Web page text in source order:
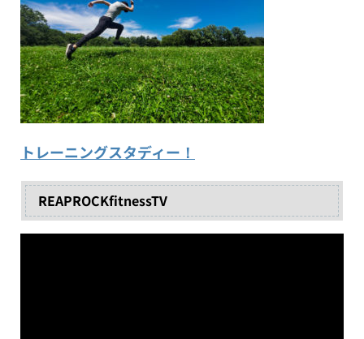
トレーニングスタディー！
REAPROCKfitnessTV